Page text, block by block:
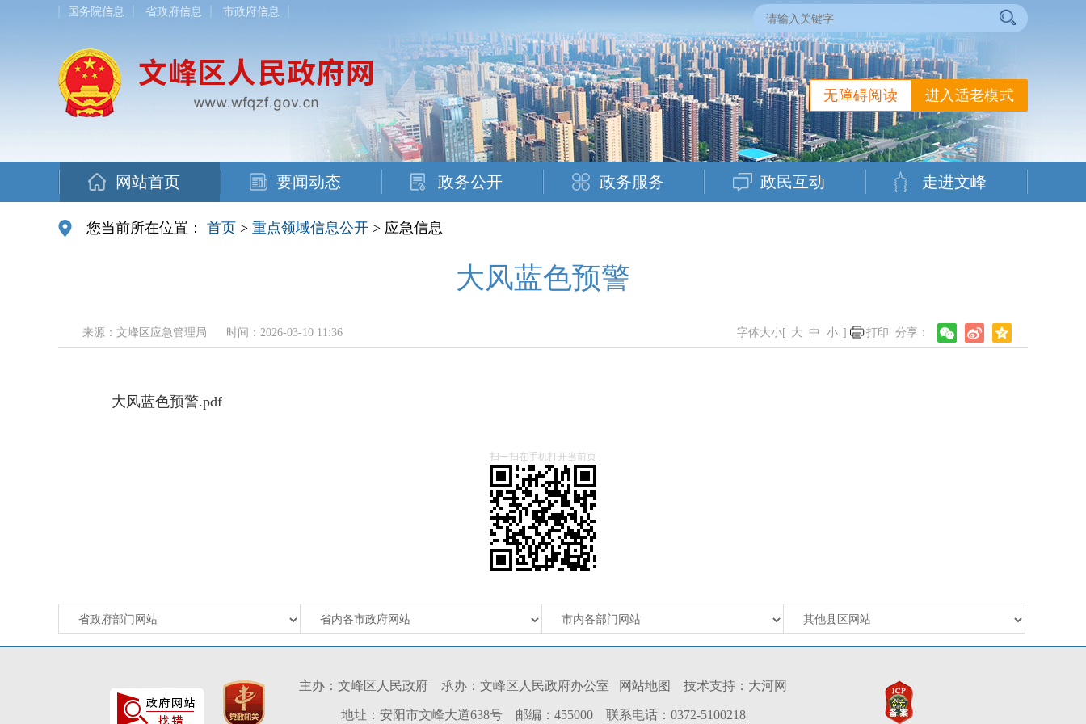
国务院信息 省政府信息 市政府信息
进入适老模式
无障碍阅读
网站首页 要闻动态 政务公开 政务服务 政民互动 走进文峰
您当前所在位置： 首页 > 重点领域信息公开 > 应急信息
大风蓝色预警
来源：文峰区应急管理局 时间：2026-03-10 11:36 字体大小[ 大 中 小 ] 打印 分享：
大风蓝色预警.pdf
扫一扫在手机打开当前页
主办：文峰区人民政府 承办：文峰区人民政府办公室 网站地图 技术支持： 大河网
地址：安阳市文峰大道638号 邮编：455000 联系电话：0372-5100218